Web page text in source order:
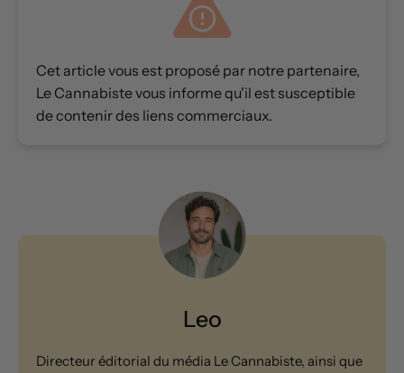
Cet article vous est proposé par notre partenaire,
Le Cannabiste vous informe qu'il est susceptible
de contenir des liens commerciaux.
Leo
Directeur éditorial du média Le Cannabiste, ainsi que